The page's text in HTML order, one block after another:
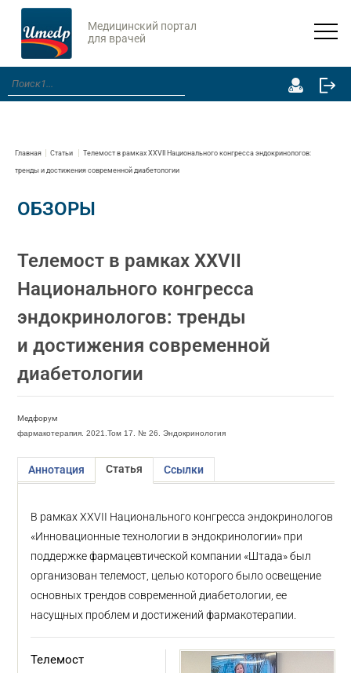
Медицинский портал
для врачей
Главная Статьи Телемост в рамках ХХVII Национального конгресса эндокринологов:
тренды и достижения современной диабетологии
ОБЗОРЫ
Телемост в рамках ХХVII
Национального конгресса
эндокринологов: тренды
и достижения современной
диабетологии
Медфорум
фармакотерапия. 2021.Том 17. № 26. Эндокринология
Аннотация Статья Ссылки
В рамках XXVII Национального конгресса эндокринологов
«Инновационные технологии в эндокринологии» при
поддержке фармацевтической компании «Штада» был
организован телемост, целью которого было освещение
основных трендов современной диабетологии, ее
насущных проблем и достижений фармакотерапии.
Телемост